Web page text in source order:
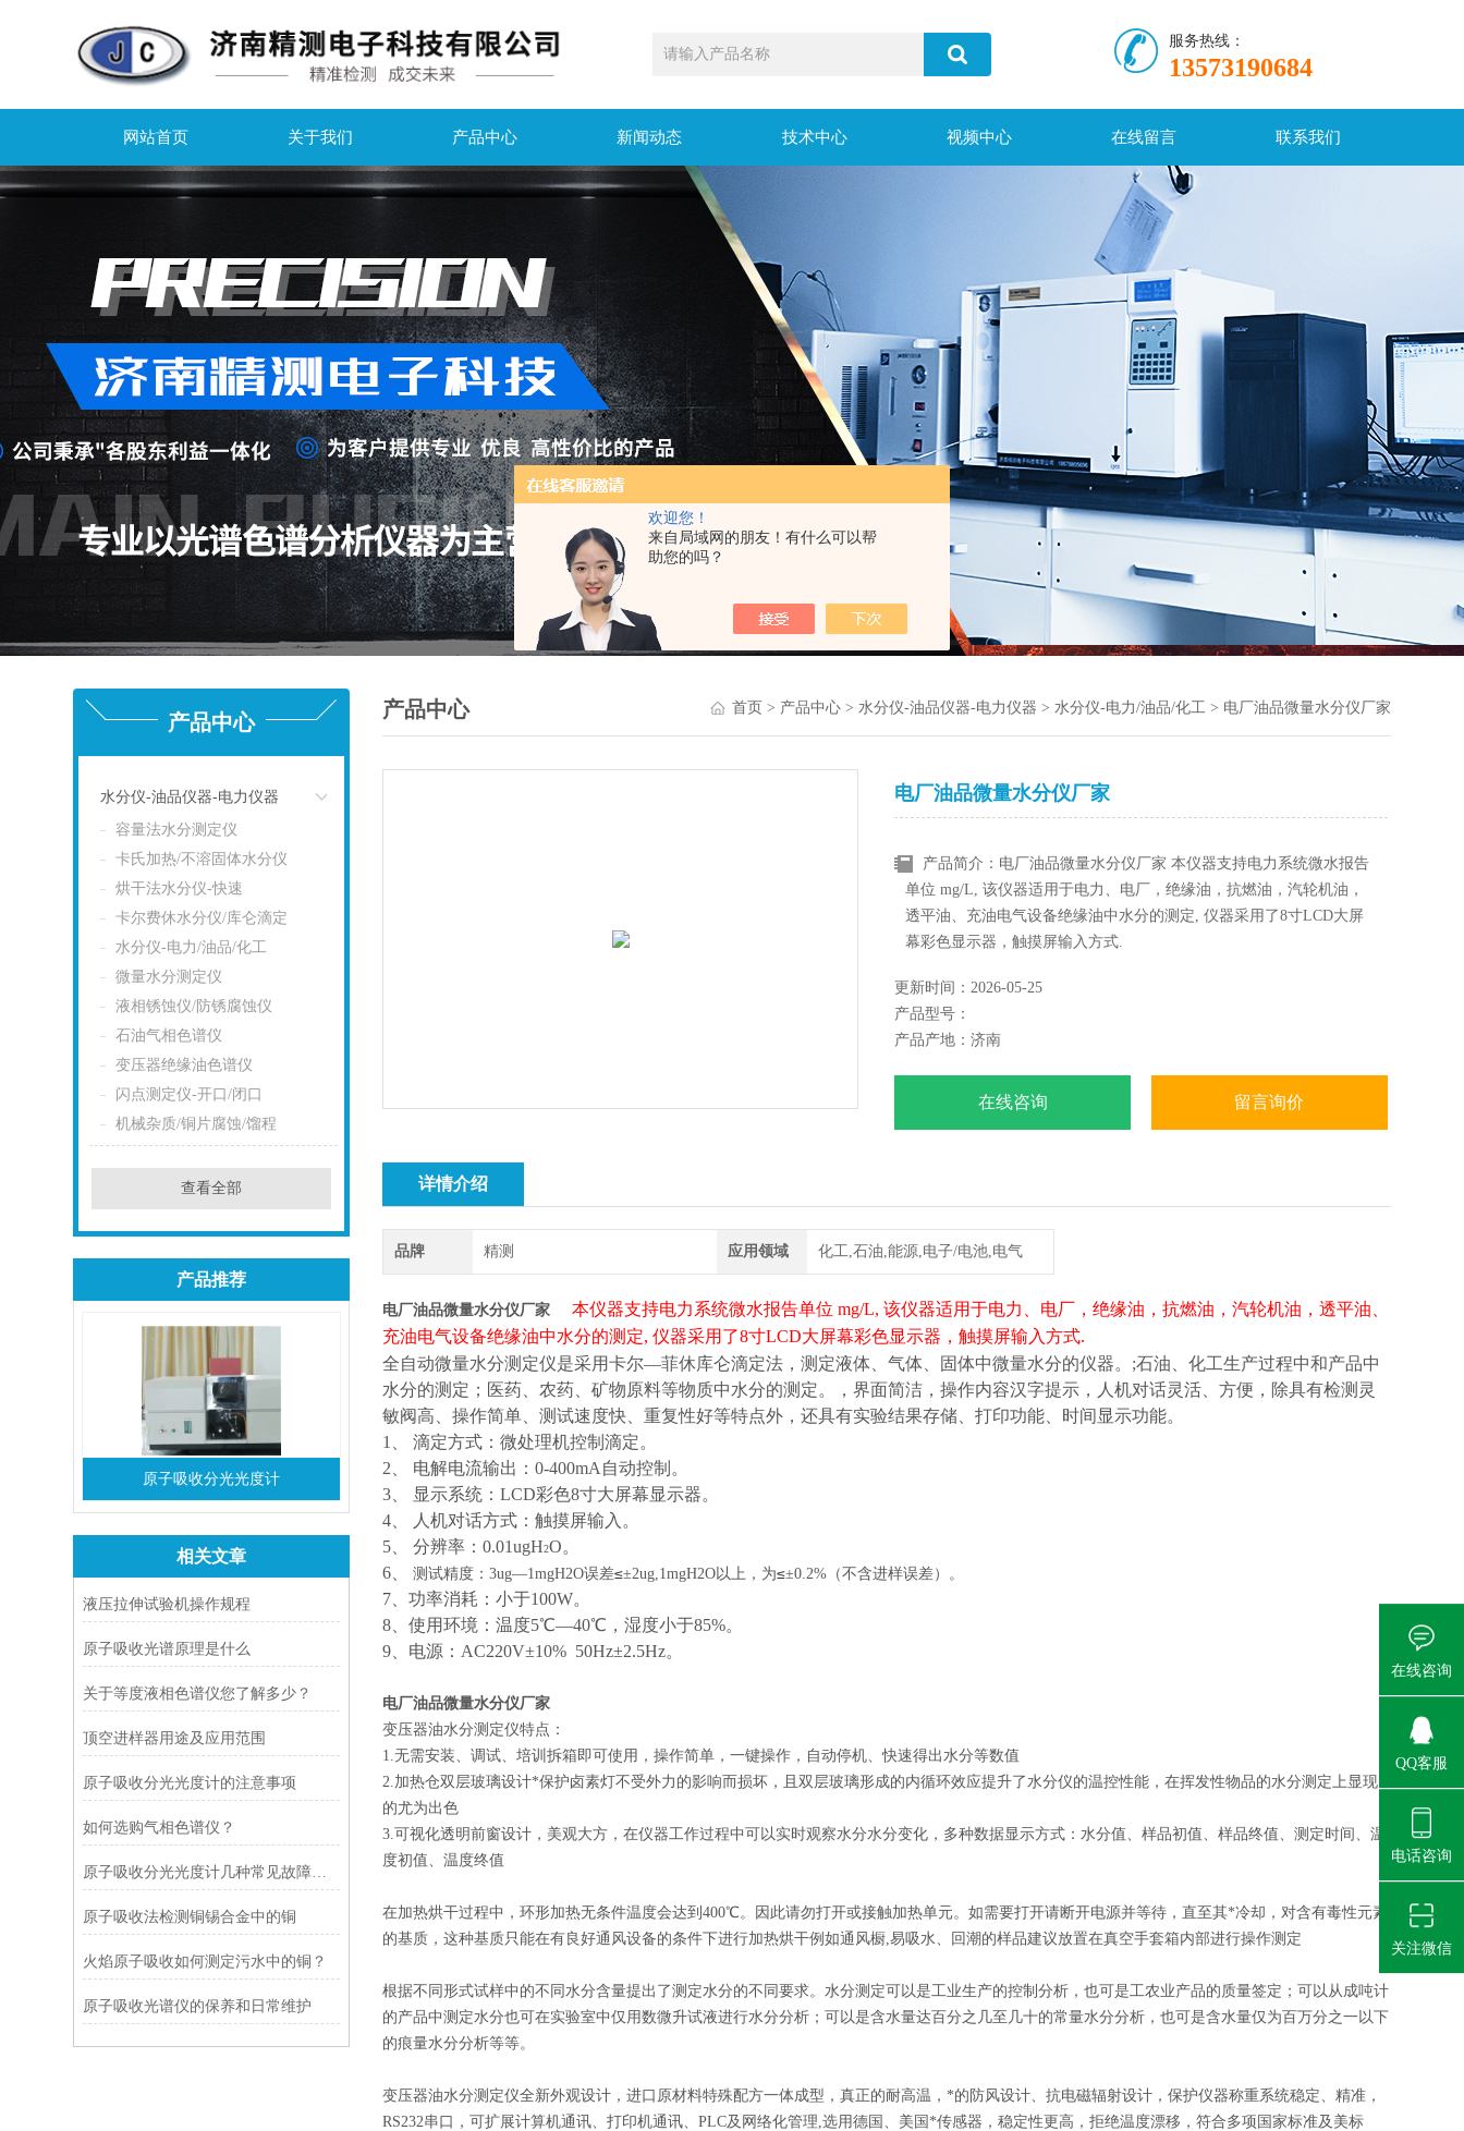
欢迎您！
来自局域网的朋友！有什么可以帮
助您的吗？
服务热线：
13573190684
网站首页 关于我们 产品中心 新闻动态 技术中心 视频中心 在线留言 联系我们
产品中心
水分仪-油品仪器-电力仪器
容量法水分测定仪
卡氏加热/不溶固体水分仪
烘干法水分仪-快速
卡尔费休水分仪/库仑滴定
水分仪-电力/油品/化工
微量水分测定仪
液相锈蚀仪/防锈腐蚀仪
石油气相色谱仪
变压器绝缘油色谱仪
闪点测定仪-开口/闭口
机械杂质/铜片腐蚀/馏程
查看全部
产品推荐
原子吸收分光光度计
相关文章
液压拉伸试验机操作规程
原子吸收光谱原理是什么
关于等度液相色谱仪您了解多少？
顶空进样器用途及应用范围
原子吸收分光光度计的注意事项
如何选购气相色谱仪？
原子吸收分光光度计几种常见故障分析
原子吸收法检测铜锡合金中的铜
火焰原子吸收如何测定污水中的铜？
原子吸收光谱仪的保养和日常维护
产品中心 首页 > 产品中心> 水分仪-油品仪器-电力仪器 > 水分仪-电力/油品/化工> 电厂油品微量水分仪厂家
电厂油品微量水分仪厂家
产品简介：电厂油品微量水分仪厂家 本仪器支持电力系统微水报告
单位 mg/L, 该仪器适用于电力、电厂，绝缘油，抗燃油，汽轮机油，
透平油、充油电气设备绝缘油中水分的测定, 仪器采用了8寸LCD大屏
幕彩色显示器，触摸屏输入方式.
更新时间：2026-05-25
产品型号：
产品产地：济南
在线咨询 留言询价
详情介绍
品牌 精测 应用领域 化工,石油,能源,电子/电池,电气
电厂油品微量水分仪厂家本仪器支持电力系统微水报告单位 mg/L, 该仪器适用于电力、电厂，绝缘油，抗燃油，汽轮机油，透平油、
充油电气设备绝缘油中水分的测定, 仪器采用了8寸LCD大屏幕彩色显示器，触摸屏输入方式.
全自动微量水分测定仪是采用卡尔—菲休库仑滴定法，测定液体 、气体 固体中微量水分的仪器。 ;石油 、化工生产过程中和产品中
水分的测定；医药 、农药 、矿物原料等物质中水分的测定。，界面简洁，操作内容汉字提示，人机对话灵活 、方便，除具有检测灵
敏阀高 、操作简单 、测试速度快 、重复性好等特点外，还具有实验结果存储、打印功能、时间显示功能。
1
、 滴定方式：微处理机控制滴定。
2 、 电解电流输出：0-400mA 自动控制。
3 、 显示系统：LCD彩色8寸大屏幕显示器。
4 、 人机对话方式：触摸屏输入。
5 、 分辨率：0.01ugH2O。
6 、测试精度：3ug—1mgH2O误差≤±2ug,1mgH2O以上，为≤±0.2% （不含进样误差）。
7 、功率消耗：小于100W。
8 、使用环境：温度5℃—40℃，湿度小于85%。
9 、电源： AC220V±10% 50Hz±2.5Hz。
电厂油品微量水分仪厂家
变压器油水分测定仪特点：
1.无需安装、调试、培训拆箱即可使用，操作简单，一键操作，自动停机、快速得出水分等数值
2.加热仓双层玻璃设计*保护卤素灯不受外力的影响而损坏，且双层玻璃形成的内循环效应提升了水分仪的温控性能，在挥发性物品的水分测定上显现
的尤为出色
3.可视化透明前窗设计，美观大方，在仪器工作过程中可以实时观察水分水分变化，多种数据显示方式：水分值、样品初值、样品终值、测定时间、温
度初值、温度终值
在加热烘干过程中，环形加热无条件温度会达到400℃。因此请勿打开或接触加热单元。如需要打开请断开电源并等待，直至其*冷却，对含有毒性元素
的基质，这种基质只能在有良好通风设备的条件下进行加热烘干例如通风橱,易吸水、回潮的样品建议放置在真空手套箱内部进行操作测定
根据不同形式试样中的不同水分含量提出了测定水分的不同要求。水分测定可以是工业生产的控制分析，也可是工农业产品的质量签定；可以从成吨计
的产品中测定水分也可在实验室中仅用数微升试液进行水分分析；可以是含水量达百分之几至几十的常量水分分析，也可是含水量仅为百万分之一以下
的痕量水分分析等等。
变压器油水分测定仪全新外观设计，进口原材料特殊配方一体成型，真正的耐高温，*的防风设计、抗电磁辐射设计，保护仪器称重系统稳定、精准，
RS232串口，可扩展计算机通讯、打印机通讯、PLC及网络化管理,选用德国、美国*传感器，稳定性更高，拒绝温度漂移，符合多项国家标准及美标
在线咨询
QQ客服
电话咨询
关注微信